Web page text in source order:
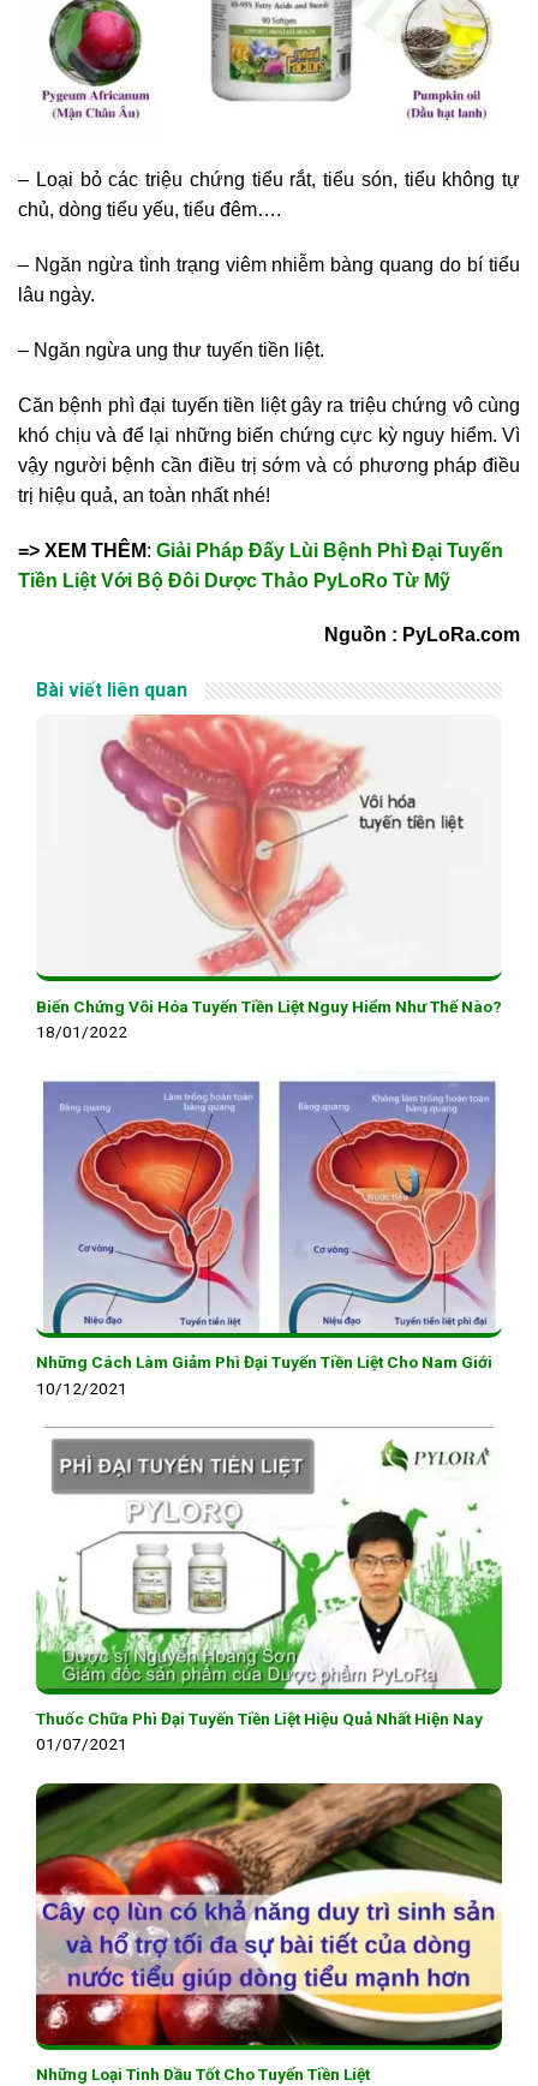
– Loại bỏ các triệu chứng tiểu rắt, tiểu són, tiểu không tự
chủ, dòng tiểu yếu, tiểu đêm….
– Ngăn ngừa tình trạng viêm nhiễm bàng quang do bí tiểu
lâu ngày.
– Ngăn ngừa ung thư tuyến tiền liệt.
Căn bệnh phì đại tuyến tiền liệt gây ra triệu chứng vô cùng
khó chịu và để lại những biến chứng cực kỳ nguy hiểm. Vì
vậy người bệnh cần điều trị sớm và có phương pháp điều
trị hiệu quả, an toàn nhất nhé!
=> XEM THÊM: Giải Pháp Đấy Lùi Bệnh Phì Đại Tuyến
Tiền Liệt Với Bộ Đôi Dược Thảo PyLoRo Từ Mỹ
Nguồn : PyLoRa.com
Bài viết liên quan
Biến Chứng Vôi Hóa Tuyến Tiền Liệt Nguy Hiểm Như Thế Nào?
18/01/2022
Những Cách Làm Giảm Phì Đại Tuyến Tiền Liệt Cho Nam Giới
10/12/2021
Thuốc Chữa Phì Đại Tuyến Tiền Liệt Hiệu Quả Nhất Hiện Nay
01/07/2021
Những Loại Tinh Dầu Tốt Cho Tuyến Tiền Liệt